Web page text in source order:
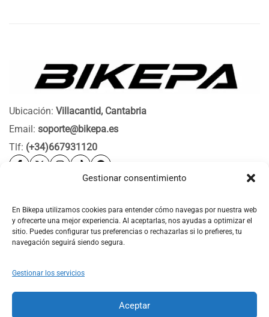
Gestionar consentimiento
En Bikepa utilizamos cookies para entender cómo navegas por nuestra web
y ofrecerte una mejor experiencia. Al aceptarlas, nos ayudas a optimizar el
sitio. Puedes configurar tus preferencias o rechazarlas si lo prefieres, tu
navegación seguirá siendo segura.
Gestionar los servicios
Aceptar
Ubicación: Villacantid, Cantabria
Email: soporte@bikepa.es
Tlf: (+34)667931120
Bikepa
Newsletter Bikepa
© 2026 Bikepa. Todos los derechos reservados.